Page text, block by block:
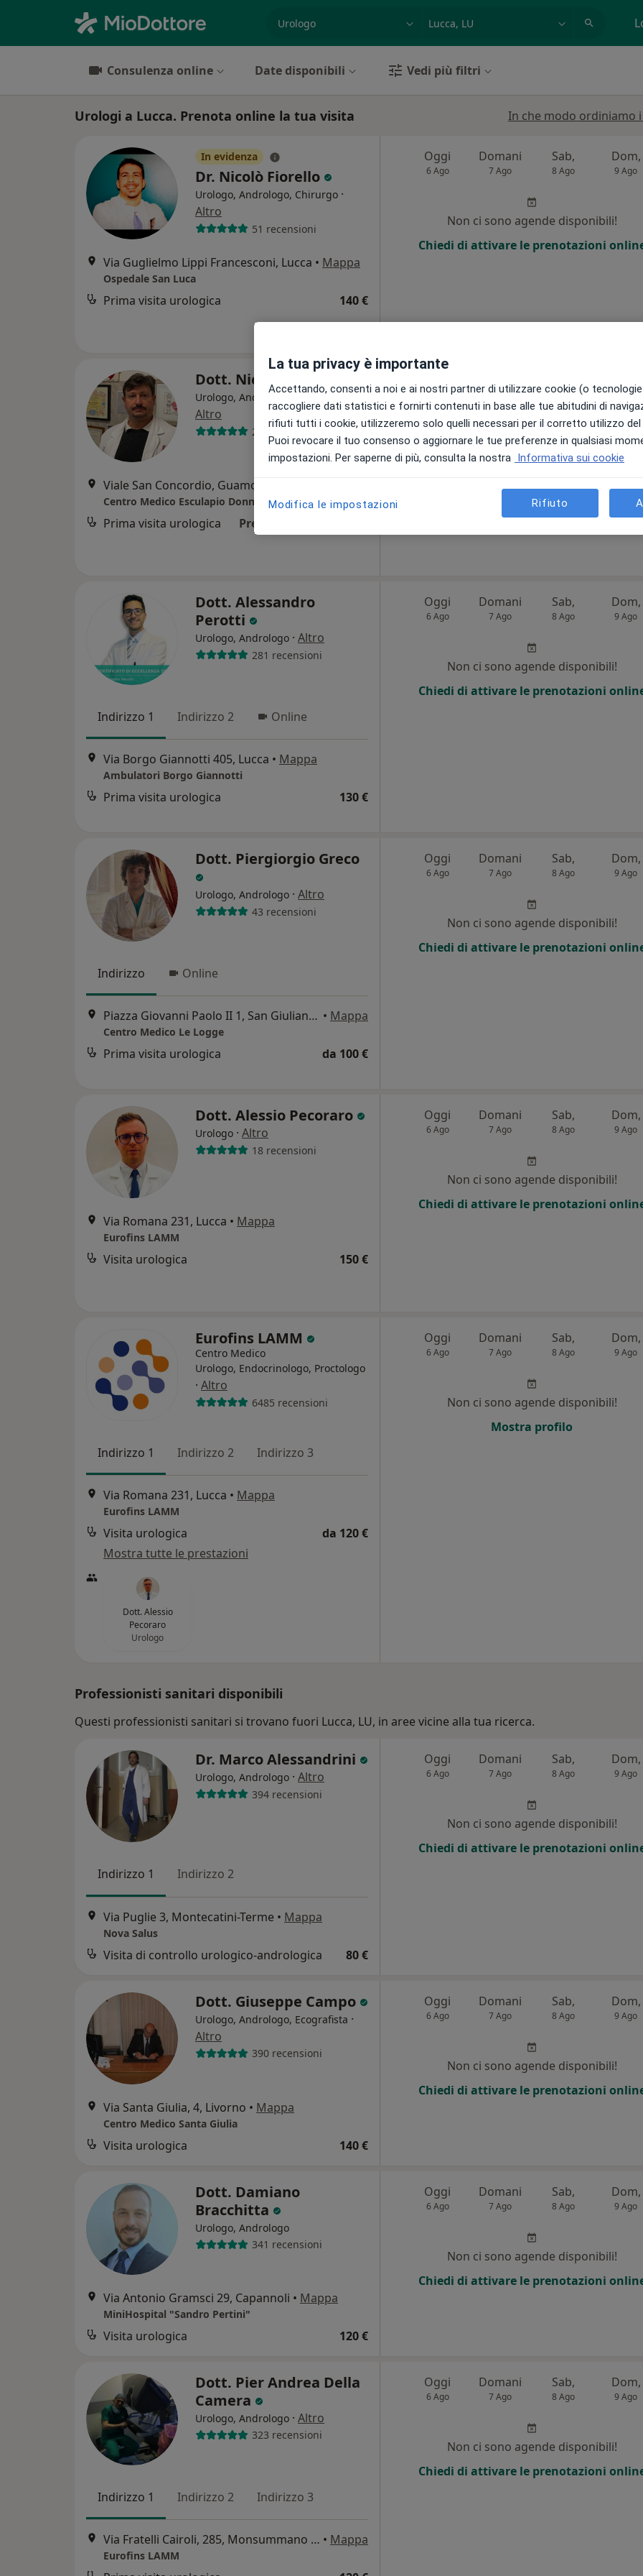
Consulenza online Date disponibili Vedi più filtri
Urologi a Lucca. Prenota online la tua visita In che modo ordiniamo
In evidenza
Dr. Nicolò Fiorello
Urologo, Andrologo, Chirurgo ·
Altro
51 recensioni
Via Guglielmo Lippi Francesconi, Lucca • Mappa
Ospedale San Luca
Prima visita urologica 140 €
Oggi
6 Ago
Domani
7 Ago
Sab,
8 Ago
Dom,
9 Ago
Non ci sono agende disponibili!
Chiedi di attivare le prenotazioni
Dott. Nicola Dinelli
Urologo, Andrologo, Sessuologo·
Altro
228 recensioni
Viale San Concordio, Guamo
Centro Medico Esculapio Donna
Prima visita urologica Prezzo non disponibile
6 Ago 7 Ago 8 Ago 9 Ago
Non ci sono agende disponibili!
Chiedi di attivare le prenotazioni online
Dott. Alessandro
Perotti
Urologo, Andrologo · Altro
281 recensioni
Indirizzo 1 Indirizzo 2 Online
Via Borgo Giannotti 405, Lucca • Mappa
Ambulatori Borgo Giannotti
Prima visita urologica 130 €
Oggi
6 Ago
Domani
7 Ago
Sab,
8 Ago
Dom,
9 Ago
Non ci sono agende disponibili!
Chiedi di attivare le prenotazioni
Dott. Piergiorgio Greco
Urologo, Andrologo · Altro
43 recensioni
Indirizzo Online
Piazza Giovanni Paolo II 1, San Giuliano Terme • Mappa
Centro Medico Le Logge
Prima visita urologica da 100 €
Oggi
6 Ago
Domani
7 Ago
Sab,
8 Ago
Dom,
9 Ago
Non ci sono agende disponibili!
Chiedi di attivare le prenotazioni
Dott. Alessio Pecoraro
Urologo · Altro
18 recensioni
Via Romana 231, Lucca • Mappa
Eurofins LAMM
Visita urologica 150 €
Oggi
6 Ago
Domani
7 Ago
Sab,
8 Ago
Dom,
9 Ago
Non ci sono agende disponibili!
Chiedi di attivare le prenotazioni
Eurofins LAMM
Centro Medico
Urologo, Endocrinologo, Proctologo
· Altro
6485 recensioni
Indirizzo 1 Indirizzo 2 Indirizzo 3
Via Romana 231, Lucca • Mappa
Eurofins LAMM
Visita urologica
da 120 €
Mostra tutte le prestazioni
Dott. Alessio
Pecoraro
Urologo
Oggi
6 Ago
Domani
7 Ago
Sab,
8 Ago
Dom,
9 Ago
Non ci sono agende disponibili!
Mostra profilo
Professionisti sanitari disponibili
Questi professionisti sanitari si trovano fuori Lucca, LU, in aree vicine alla tua ricerca.
Dr. Marco Alessandrini
Urologo, Andrologo · Altro
394 recensioni
Indirizzo 1 Indirizzo 2
Via Puglie 3, Montecatini-Terme • Mappa
Nova Salus
Visita di controllo urologico-andrologica 80 €
Oggi
6 Ago
Domani
7 Ago
Sab,
8 Ago
Dom,
9 Ago
Non ci sono agende disponibili!
Chiedi di attivare le prenotazioni
Dott. Giuseppe Campo
Urologo, Andrologo, Ecografista ·
Altro
390 recensioni
Via Santa Giulia, 4, Livorno • Mappa
Centro Medico Santa Giulia
Visita urologica 140 €
Oggi
6 Ago
Domani
7 Ago
Sab,
8 Ago
Dom,
9 Ago
Non ci sono agende disponibili!
Chiedi di attivare le prenotazioni
Dott. Damiano
Bracchitta
Urologo, Andrologo
341 recensioni
Via Antonio Gramsci 29, Capannoli • Mappa
MiniHospital "Sandro Pertini"
Visita urologica 120 €
Oggi
6 Ago
Domani
7 Ago
Sab,
8 Ago
Dom,
9 Ago
Non ci sono agende disponibili!
Chiedi di attivare le prenotazioni
Dott. Pier Andrea Della
Camera
Urologo, Andrologo · Altro
323 recensioni
Indirizzo 1 Indirizzo 2 Indirizzo 3
Via Fratelli Cairoli, 285, Monsummano Terme • Mappa
Eurofins LAMM
Oggi
6 Ago
Domani
7 Ago
Sab,
8 Ago
Dom,
9 Ago
Non ci sono agende disponibili!
Chiedi di attivare le prenotazioni
La tua privacy è importante
Accettando, consenti a noi e ai nostri partner di utilizzare cookie (o
raccogliere dati statistici e fornirti contenuti in base alle tue abitudini di
rifiuti tutti i cookie, utilizzeremo solo quelli necessari per il corretto utilizzo
Puoi revocare il tuo consenso o aggiornare le tue preferenze in qualsiasi
impostazioni. Per saperne di più, consulta la nostra Informativa sui cookie
Modifica le impostazioni Rifiuto